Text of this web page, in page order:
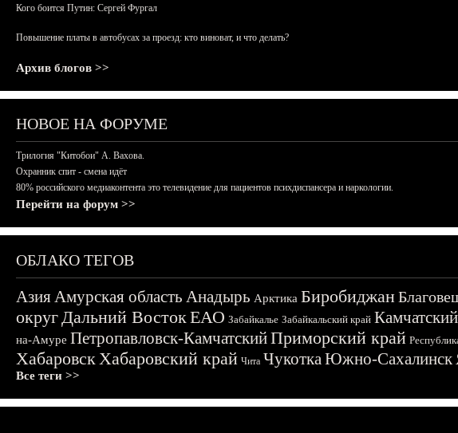
Кого боится Путин: Сергей Фургал
Повышение платы в автобусах за проезд: кто виноват, и что делать?
Архив блогов >>
НОВОЕ НА ФОРУМЕ
Трилогия "Китобои" А. Вахова.
Охранник спит - смена идёт
80% российского медиаконтента это телевидение для пациентов психдиспансера и наркологии.
Перейти на форум >>
ОБЛАКО ТЕГОВ
АзияАмурская область Анадырь Арктика Биробиджан
округДальний ВостокЕАО Забайкалье Забайкальский край
на-Амуре Петропавловск-КамчатскийПриморский край
ХабаровскХабаровский край Чита ЧукоткаЮжно-Сахалинск
Все теги >>